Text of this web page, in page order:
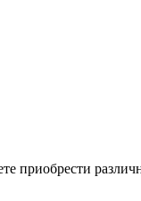
приобрести